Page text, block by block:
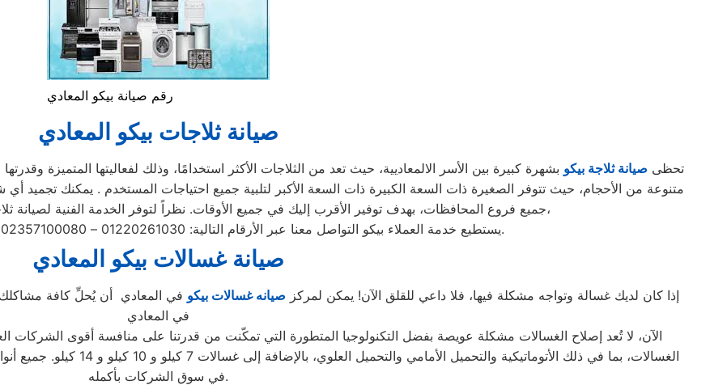
رقم صيانة بيكو المعادي
صيانة ثلاجات بيكو المعادي
تحظى صيانة ثلاجة بيكو بشهرة كبيرة بين الأسر الالمعاديية، حيث تعد من الثلاجات الأكثر استخدامًا، وذلك لفعاليتها المتميزة
جميع فروع المحافظات، بهدف توفير الأقرب إليك في جميع الأوقات. نظراً لتوفر الخدمة الفنية لصيانة ثلاجات بيكو في منطقة المعادي بأكثر من رقم،
يستطيع خدمة العملاء بيكو التواصل معنا عبر الأرقام التالية: 01220261030 – 02357100080 – 0235699066 – 01010916814.
صيانة غسالات بيكو المعادي
إذا كان لديك غسالة وتواجه مشكلة فيها، فلا داعي للقلق الآن! يمكن لمركز صيانه غسالات بيكو في المعادي أن يُحلِّ كافة
في المعادي
الآن، لا تُعد إصلاح الغسالات مشكلة عويصة بفضل التكنولوجيا المتطورة التي تمكّنت من قدرتنا على منافسة أقوى الشركات
الغسالات، بما في ذلك
في سوق الشركات بأكمله.